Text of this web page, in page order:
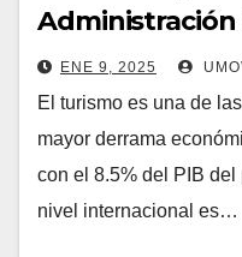
Administración
ENE 9, 2025
El turismo es una de
mayor derrama
con el 8.5% del PIB
nivel internacional es…